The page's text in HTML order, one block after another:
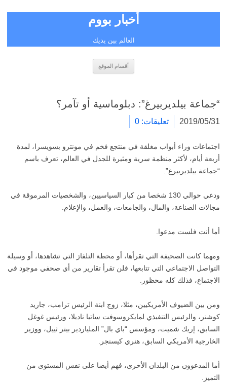
أخبار بووم
العالم بين يديك
أقسام الموقع
“جماعة بيلديربيرغ”: دبلوماسية أو تآمر؟
2019/05/31 تعليقات: 0
اجتماعات وراء أبواب مغلقة في منتجع فخم في مونترو بسويسرا، لمدة
أربعة أيام، لأكثر منظمة سرية ومثيرة للجدل في العالم، تعرف باسم
“جماعة بيلديربيرغ”.
ودعي حوالي 130 شخصا من كبار السياسيين، والشخصيات المرموقة في
مجالات الصناعة، والمال، والجامعات، والعمل، والإعلام.
أما أنت فلست مدعوا.
ومهما كانت الصحيفة التي تقرأها، أو محطة التلفاز التي تشاهدها، أو وسيلة
التواصل الاجتماعي التي تتابعها، فلن تقرأ تقارير من أي صحفي موجود في
الاجتماع، فذلك كله محظور.
ومن بين الضيوف الأمريكيين، مثلا، زوج ابنة الرئيس ترامب، جاريد
كوشنر، والرئيس التنفيذي لمايكروسوفت ساتيا ناديلا، ورئيس غوغل
السابق، إريك شميت، ومؤسس “باي بال” الملياردير بيتر ثييل، ووزير
الخارجية الأمريكي السابق، هنري كيسنجر.
أما المدعوون من البلدان الأخرى، فهم أيضا على نفس المستوى من
التميز.